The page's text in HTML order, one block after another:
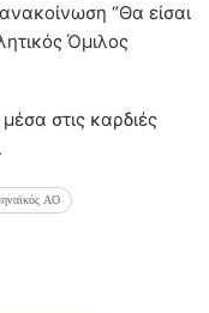
“Θα είσαι
Όμιλος
στις καρδιές
ΑΟ